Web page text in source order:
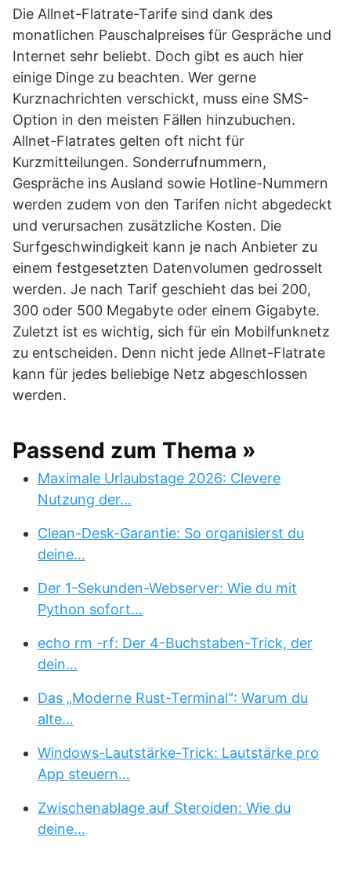
Die Allnet-Flatrate-Tarife sind dank des
monatlichen Pauschalpreises für Gespräche und
Internet sehr beliebt. Doch gibt es auch hier
einige Dinge zu beachten. Wer gerne
Kurznachrichten verschickt, muss eine SMS-
Option in den meisten Fällen hinzubuchen.
Allnet-Flatrates gelten oft nicht für
Kurzmitteilungen. Sonderrufnummern,
Gespräche ins Ausland sowie Hotline-Nummern
werden zudem von den Tarifen nicht abgedeckt
und verursachen zusätzliche Kosten. Die
Surfgeschwindigkeit kann je nach Anbieter zu
einem festgesetzten Datenvolumen gedrosselt
werden. Je nach Tarif geschieht das bei 200,
300 oder 500 Megabyte oder einem Gigabyte.
Zuletzt ist es wichtig, sich für ein Mobilfunknetz
zu entscheiden. Denn nicht jede Allnet-Flatrate
kann für jedes beliebige Netz abgeschlossen
werden.
Passend zum Thema »
Maximale Urlaubstage 2026: Clevere
Nutzung der…
Clean-Desk-Garantie: So organisierst du
deine…
Der 1-Sekunden-Webserver: Wie du mit
Python sofort…
echo rm -rf: Der 4-Buchstaben-Trick, der
dein…
Das „Moderne Rust-Terminal“: Warum du
alte…
Windows-Lautstärke-Trick: Lautstärke pro
App steuern…
Zwischenablage auf Steroiden: Wie du
deine…